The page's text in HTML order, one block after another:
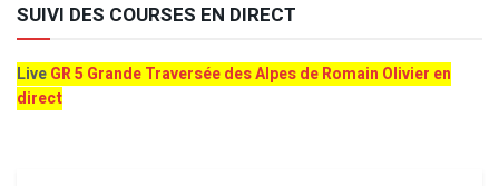
SUIVI DES COURSES EN DIRECT
LiveGR 5 Grande Traversée des Alpes de Romain Olivier en
direct